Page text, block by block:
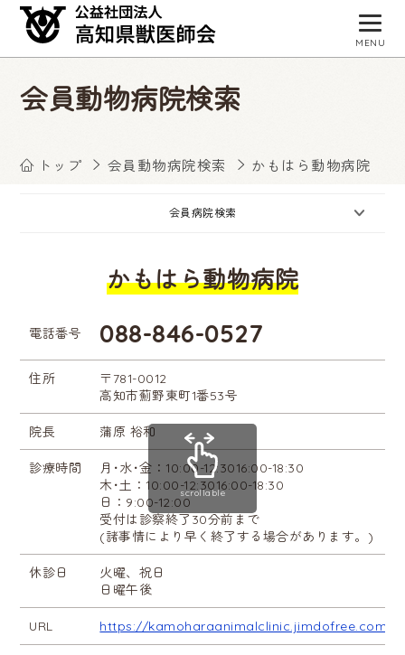
会員動物病院検索
トップ 会員動物病院検索 かもはら動物病院
会員病院検索
かもはら動物病院
電話番号 088-846-0527
住所
〒781-0012
高知市薊野東町1番53号
院長 蒲原 裕和
診療時間
月･水･金：10:00-12:3016:00-18:30
木･土：10:00-12:3016:00-18:30
日：9:00-12:00
受付は診察終了30分前まで
(諸事情により早く終了する場合があります。)
休診日
火曜、祝日
日曜午後
URL https://kamoharaanimalclinic.jimdofree.com/
scrollable
MENU
会員病院検索
会員専用サイト